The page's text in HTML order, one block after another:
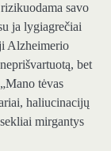
savo
ja lygiagrečiai
Alzheimerio
bet
tėvas
haliucinacijų
mirgantys